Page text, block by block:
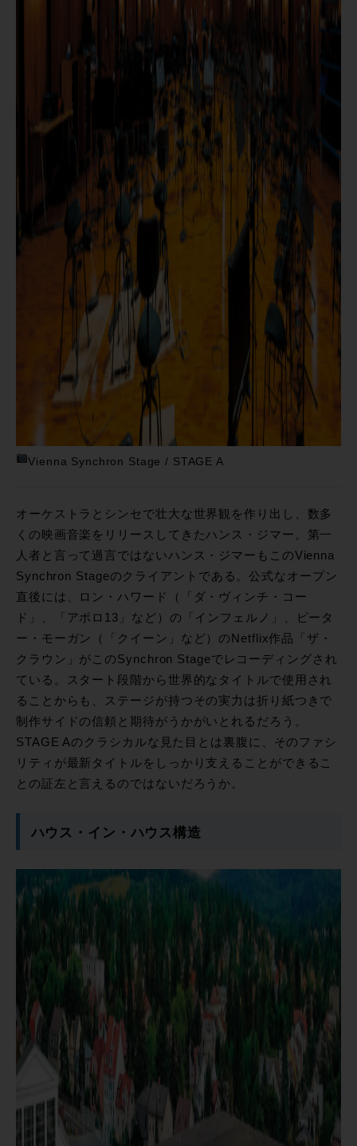
Vienna Synchron Stage / STAGE A
オーケストラとシンセで壮大な世界観を作り出し、数多
くの映画音楽をリリースしてきたハンス・ジマー。第一
人者と言って過言ではないハンス・ジマーもこのVienna
Synchron Stageのクライアントである。公式なオープン
直後には、ロン・ハワード（「ダ・ヴィンチ・コー
ド」、「アポロ13」など）の「インフェルノ」、ピータ
ー・モーガン（「クイーン」など）のNetflix作品「ザ・
クラウン」がこのSynchron Stageでレコーディングされ
ている。スタート段階から世界的なタイトルで使用され
ることからも、ステージが持つその実力は折り紙つきで
制作サイドの信頼と期待がうかがいとれるだろう。
STAGE Aのクラシカルな見た目とは裏腹に、そのファシ
リティが最新タイトルをしっかり支えることができるこ
との証左と言えるのではないだろうか。
ハウス・イン・ハウス構造